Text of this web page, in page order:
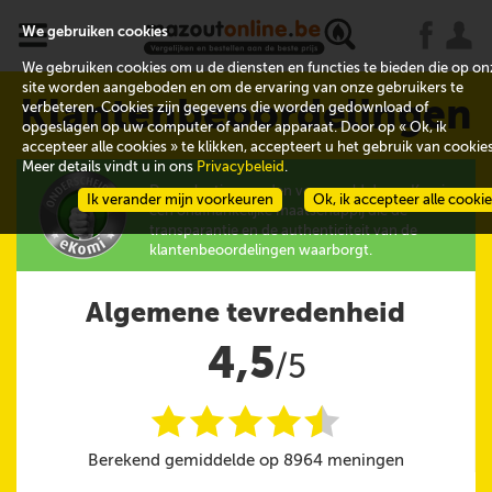
x
Klantenbeoordelingen
De evaluaties worden verzameld door eKomi,
een onafhankelijke maatschappij die de
transparantie en de authenticiteit van de
klantenbeoordelingen waarborgt.
Algemene tevredenheid
4,5/5
iiiii
@
Berekend gemiddelde op 8964 meningen
We gebruiken cookies
We gebruiken cookies om u de diensten en functies te bieden die op
site worden aangeboden en om de ervaring van onze gebruikers te
verbeteren. Cookies zijn gegevens die worden gedownload of
opgeslagen op uw computer of ander apparaat. Door op « Ok, ik
accepteer alle cookies » te klikken, accepteert u het gebruik van
Meer details vindt u in ons Privacybeleid .
Ok, ik accepteer alle
Ik verander mijn voorkeuren